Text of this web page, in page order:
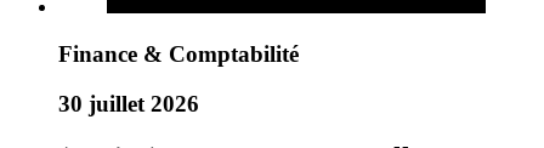
Finance & Comptabilité
30 juillet 2026